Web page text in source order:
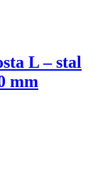
L – stal
mm